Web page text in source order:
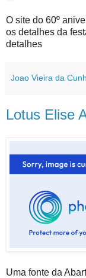
O site do 60º
os detalhes da
detalhes
Joao Vieira da
Lotus Elise
Uma fonte da